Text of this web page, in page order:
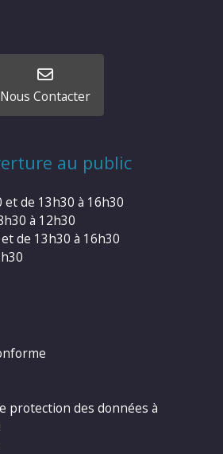
Nous Contacter
au public
et de 13h30 à 16h30
à 12h30
de 13h30 à 16h30
protection des données à